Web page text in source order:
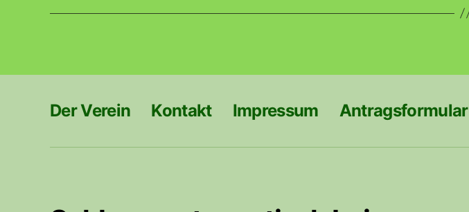
Der Verein Kontakt Impressum Antragsformular